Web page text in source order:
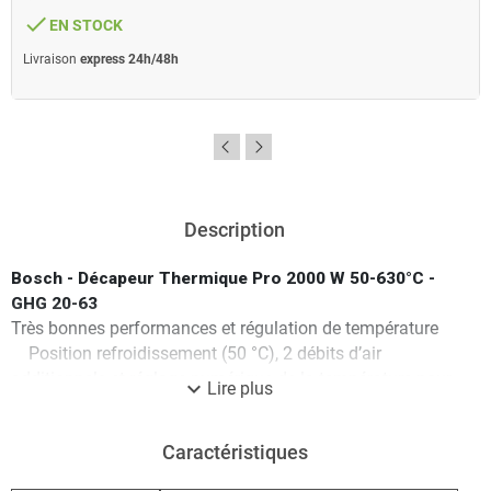
done EN STOCK
Livraison express 24h/48h
Description
Bosch - Décapeur Thermique Pro 2000 W 50-630°C -
GHG 20-63
Très bonnes performances et régulation de température
Position refroidissement (50 °C), 2 débits d’air
additionnels et réglage numérique de la température pour
rapidement une température de 650 °C
expand_more Lire plus
Caractéristiques